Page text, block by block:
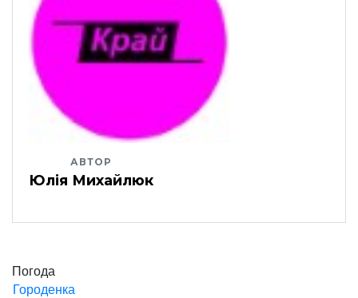
АВТОР
Юлія Михайлюк
Погода
Городенка